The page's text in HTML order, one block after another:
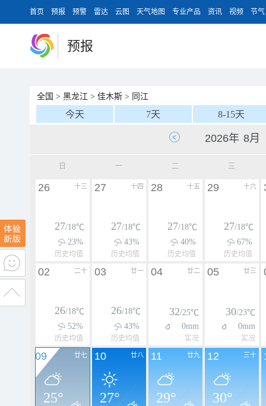
首页 预报 预警 雷达 云图 天气地图 专业产品 资讯 视频 节气
预报
全国 > 黑龙江 > 佳木斯 > 同江
今天 7天 8-15天
日 一 二 三
十三
26
27/18℃
23%
历史均值
十四
27
27/18℃
43%
历史均值
十五
28
27/18℃
40%
历史均值
十六
29
27/18℃
67%
历史均值
二十
02
26/18℃
52%
历史均值
廿一
03
26/18℃
43%
历史均值
廿二
04
32/25℃
0mm
实况
廿三
05
30/23℃
0mm
实况
廿七
09
25°
廿八
10
27°
廿九
11
29°
三十
12
30°